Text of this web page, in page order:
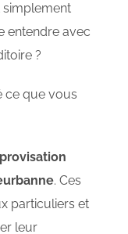
simplement
entendre avec
?
ce que vous
. Ces
particuliers et
leur